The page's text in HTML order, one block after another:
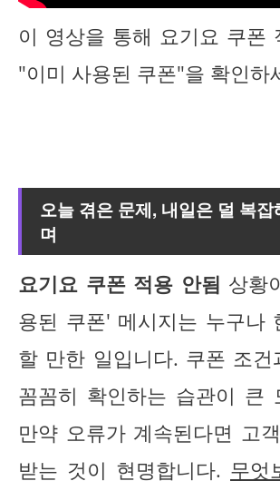
이 영상을 통해 요기요 쿠폰
"이미 사용된 쿠폰"을 확인하
오늘 겪은 문제, 내일은 덜 복
며
요기요 쿠폰 적용 안됨 상황
용된 쿠폰' 메시지는 누구나
할 만한 일입니다. 쿠폰 조
꼼꼼히 확인하는 습관이 큰
만약 오류가 계속된다면 고
받는 것이 현명합니다. 무엇